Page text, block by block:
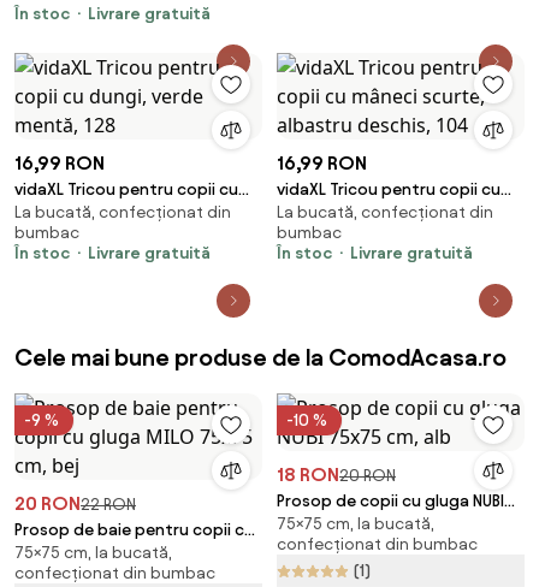
În stoc
Livrare gratuită
16,99 RON
vidaXL Tricou pentru copii cu
dungi, verde mentă, 128
La bucată, confecționat din
bumbac
În stoc
Livrare gratuită
16,99 RON
vidaXL Tricou pentru copii cu
mâneci scurte, albastru
deschis, 104
La bucată, confecționat din
bumbac
În stoc
Livrare gratuită
Cele mai bune produse de la ComodAcasa.ro
-9 %
20 RON22 RON
Prosop de baie pentru copii cu
gluga MILO 75x75 cm, bej
75×75 cm, la bucată,
confecționat din bumbac
-10 %
18 RON20 RON
Prosop de copii cu gluga NUBI
75x75 cm, alb
75×75 cm, la bucată,
confecționat din bumbac
(1)